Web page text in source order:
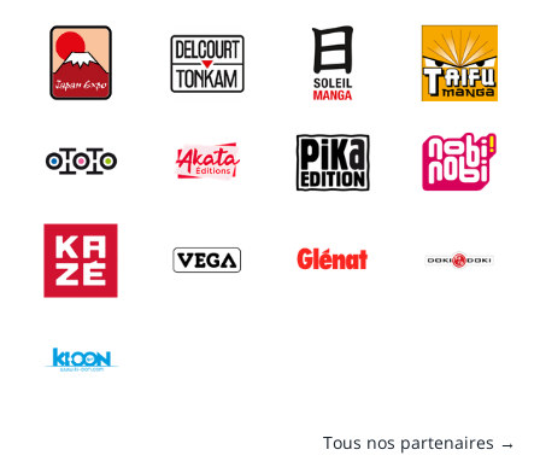
Tous nos partenaires →